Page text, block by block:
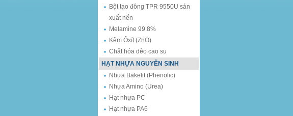
Bột tạo đông TPR 9550U sản
xuất nến
Melamine 99.8%
Kẽm Ôxít (ZnO)
Chất hóa dẻo cao su
HẠT NHỰA NGUYÊN SINH
Nhựa Bakelit (Phenolic)
Nhựa Amino (Urea)
Hạt nhựa PC
Hạt nhựa PA6